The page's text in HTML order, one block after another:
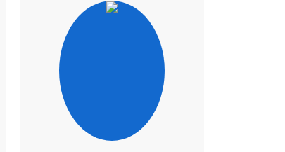
Више о наставнику